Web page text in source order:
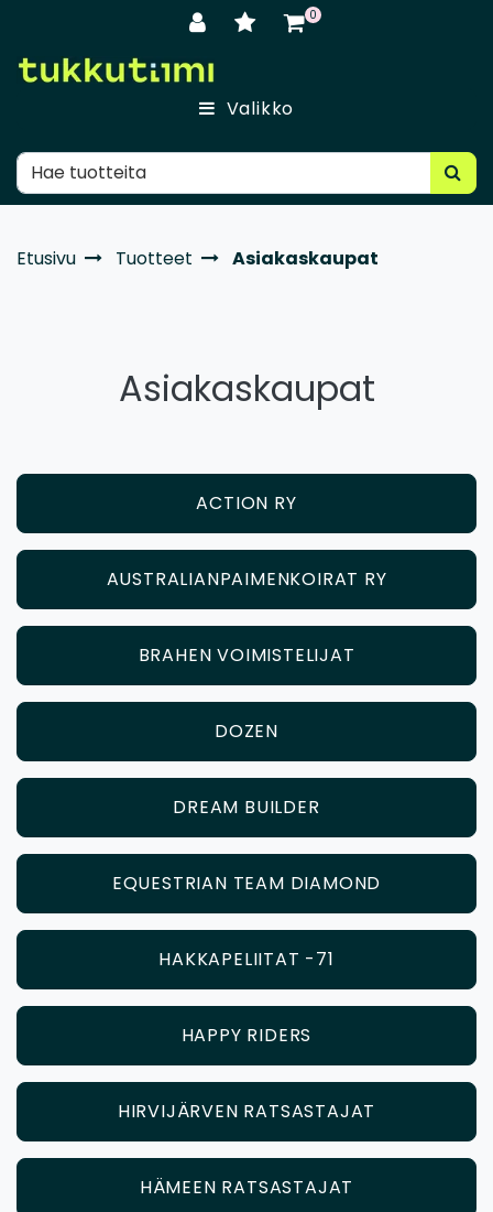
0
Valikko
Etusivu Tuotteet Asiakaskaupat
Asiakaskaupat
ACTION RY
AUSTRALIANPAIMENKOIRAT RY
BRAHEN VOIMISTELIJAT
DOZEN
DREAM BUILDER
EQUESTRIAN TEAM DIAMOND
HAKKAPELIITAT -71
HAPPY RIDERS
HIRVIJÄRVEN RATSASTAJAT
HÄMEEN RATSASTAJAT